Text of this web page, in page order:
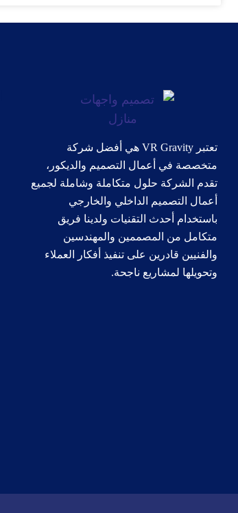
تعتبر VR Gravity هي أفضل شركة
متخصصة في أعمال التصميم والديكور،
تقدم الشركة حلول متكاملة وشاملة لجميع
أعمال التصميم الداخلي والخارجي
باستخدام أحدث التقنيات ولدينا فريق
متكامل من المصممين والمهندسين
والفنيين قادرين على تنفيذ أفكار العملاء
وتحويلها لمشاريع ناجحة.